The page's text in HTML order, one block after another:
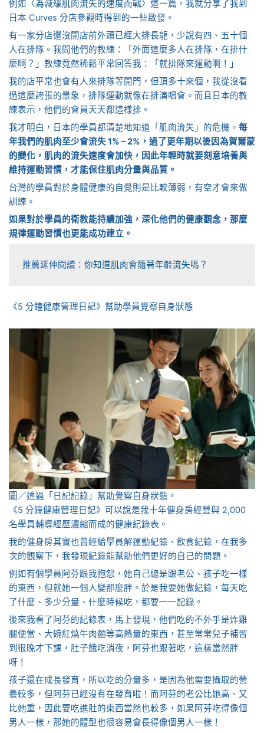
例如 〈為減緩肌肉流失的速度而戰〉 這一篇，我就分享了我到
日本 Curves 分店參觀時得到的一些啟發。
有一家分店還沒開店前外頭已經大排長龍，少說有四、五十個
人在排隊。我問他們的教練：「外面這麼多人在排隊，在排什
麼啊？」教練竟然稀鬆平常回答我：「就排隊來運動啊！」
我的店平常也會有人來排隊等開門，但頂多十來個，我從沒看
過這麼誇張的景象，排隊運動就像在排演唱會。而且日本的教
練表示，他們的會員天天都這樣排。
我才明白，日本的學員都清楚地知道「肌肉流失」的危機。 每
年我們的肌肉至少會流失 1% – 2%，過了更年期以後因為賀爾蒙
的變化，肌肉的流失速度會加快，因此年輕時就要刻意培養與
維持運動習慣，才能保住肌肉分量與品質。
台灣的學員對於身體健康的自覺則是比較薄弱，有空才會來做
訓練。
如果對於學員的衛教能持續加強，深化他們的健康觀念，那麼
規律運動習慣也更能成功建立。
推薦延伸閱讀：你知道肌肉會隨著年齡流失嗎？
《5 分鐘健康管理日記》幫助學員覺察自身狀態
圖／透過「日記記錄」幫助覺察自身狀態。
《5 分鐘健康管理日記》可以說是我十年健身房經營與 2,000
名學員輔導經歷濃縮而成的健康紀錄表。
我的健身房其實也曾經給學員解運動紀錄、飲食紀錄，在我多
次的觀察下，我發現紀錄能幫助他們更好的自己的問題。
例如有個學員阿芬跟我抱怨，她自己總是跟老公、孩子吃一樣
的東西，但就她一個人變那麼胖。於是我要她做紀錄，每天吃
了什麼、多少分量、什麼時候吃，都要一一記錄。
後來我看了阿芬的紀錄表，馬上發現，他們吃的不外乎是炸雞
腿便當、大碗紅燒牛肉麵等高熱量的東西，甚至常常兒子補習
到很晚才下課，肚子餓吃消夜，阿芬也跟著吃，這樣當然胖
呀！
孩子還在成長發育，所以吃的分量多，是因為他需要攝取的營
養較多，但阿芬已經沒有在發育啦！而阿芬的老公比她高、又
比她重，因此要吃進肚的東西當然也較多，如果阿芬吃得像個
男人一樣，那她的體型也很容易會長得像個男人一樣！